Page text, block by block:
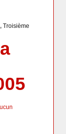
, Troisième